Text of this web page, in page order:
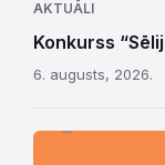
AKTUĀLI
Konkurss
6. augusts, 2026.